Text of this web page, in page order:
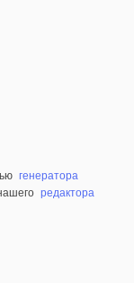
генератора
редактора